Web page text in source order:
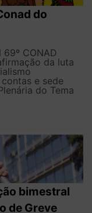
do
CONAD
da luta
e sede
do Tema
bimestral
de Greve